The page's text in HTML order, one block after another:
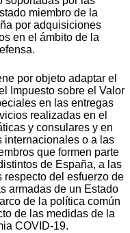
miembro de la
por adquisiciones
en el ámbito de la
por objeto adaptar el
Impuesto sobre el Valor
en las entregas
realizadas en el
y consulares y en
internacionales o a las
que formen parte
de España, a las
del esfuerzo de
armadas de un Estado
de la política común
de las medidas de la
COVID-19.